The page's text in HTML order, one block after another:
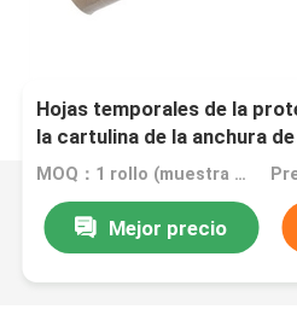
Hojas temporales de la
la cartulina de la anchura
MOQ：1 rollo (muestra gratis de tamaño A4)
Mejor precio